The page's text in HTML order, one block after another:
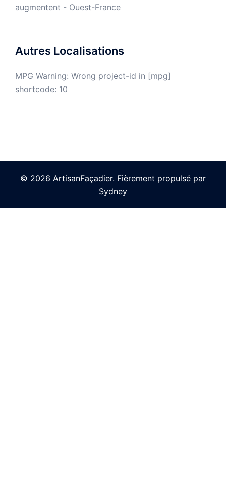
augmentent - Ouest-France
Autres Localisations
MPG Warning: Wrong project-id in [mpg]
shortcode: 10
© 2026 ArtisanFaçadier. Fièrement propulsé par
Sydney